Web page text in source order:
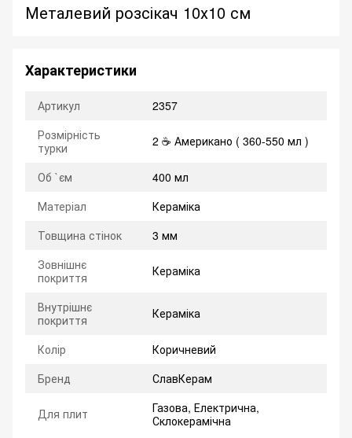
Металевий розсікач 10х10 см
Характеристики
Артикул
2357
Розмірність
турки
2 ☕ Американо ( 360-550 мл )
Об `єм
400 мл
Матеріал
Кераміка
Товщина стінок
3 мм
Зовнішнє
покриття
Кераміка
Внутрішнє
покриття
Кераміка
Колір
Коричневий
Бренд
СлавКерам
Для плит
Газова, Електрична,
Склокерамічна